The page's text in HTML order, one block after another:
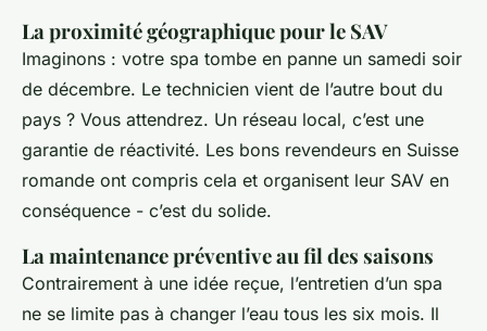
La proximité géographique pour le SAV
Imaginons : votre spa tombe en panne un samedi soir
de décembre. Le technicien vient de l’autre bout du
pays ? Vous attendrez. Un réseau local, c’est une
garantie de réactivité. Les bons revendeurs en Suisse
romande ont compris cela et organisent leur SAV en
conséquence - c’est du solide.
La maintenance préventive au fil des saisons
Contrairement à une idée reçue, l’entretien d’un spa
ne se limite pas à changer l’eau tous les six mois. Il